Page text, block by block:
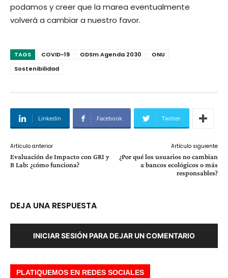
podamos y creer que la marea eventualmente
volverá a cambiar a nuestro favor.
TAGS COVID-19 ODSm Agenda 2030
ONU
Sostenibilidad
Linkedin Facebook Twitter
Artículo anterior
Evaluación de Impacto con GRI y
B Lab: ¿cómo funciona?
Artículo siguiente
¿Por qué los usuarios no cambian
a bancos ecológicos o más
responsables?
DEJA UNA RESPUESTA
INICIAR SESIÓN PARA DEJAR UN COMENTARIO
PLATIQUEMOS EN REDES SOCIALES